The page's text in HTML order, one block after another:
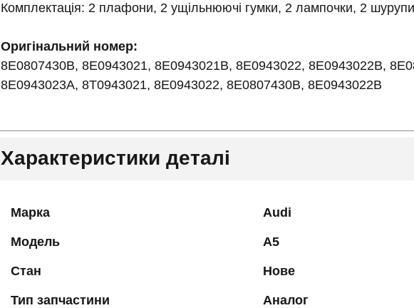
Комплектація: 2 плафони, 2 ущільнюючі гумки, 2 лампочки, 2
Оригінальний номер:
8E0807430B, 8E0943021, 8E0943021B, 8E0943022, 8E0943022B,
8E0943023A, 8T0943021, 8E0943022, 8E0807430B, 8E0943022B
Характеристики деталі
Марка Audi
Модель A5
Стан Нове
Тип запчастини Аналог